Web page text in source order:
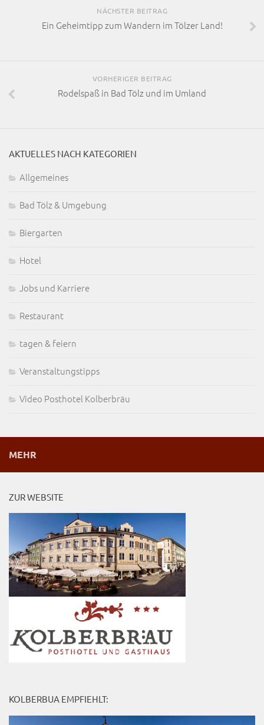
NÄCHSTER BEITRAG
Ein Geheimtipp zum Wandern im Tölzer Land!
VORHERIGER BEITRAG
Rodelspaß in Bad Tölz und im Umland
AKTUELLES NACH KATEGORIEN
Allgemeines
Bad Tölz & Umgebung
Biergarten
Hotel
Jobs und Karriere
Restaurant
tagen & feiern
Veranstaltungstipps
Video Posthotel Kolberbräu
MEHR
ZUR WEBSITE
KOLBERBUA EMPFIEHLT: